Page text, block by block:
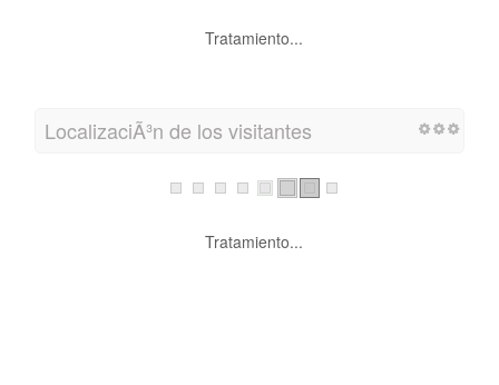
Tratamiento...
LocalizaciÃ³n de los visitantes
Tratamiento...